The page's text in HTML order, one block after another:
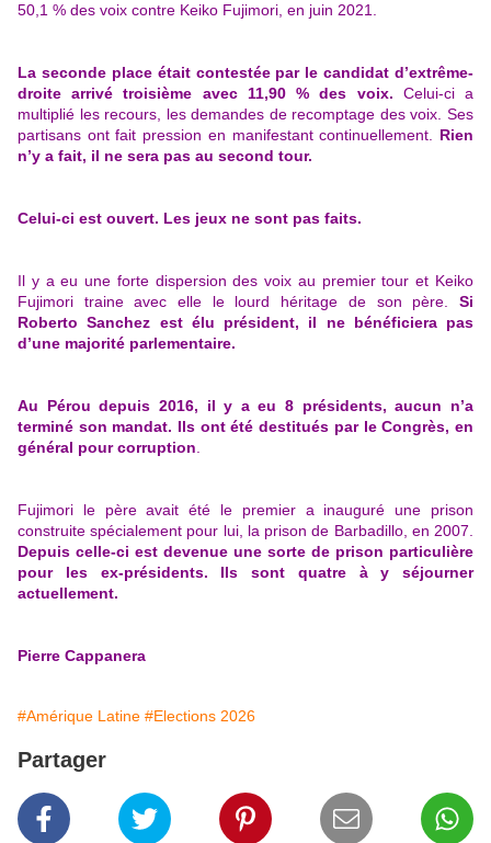
50,1 % des voix contre Keiko Fujimori, en juin 2021.
La seconde place était contestée par le candidat d’extrême-
droite arrivé troisième avec 11,90 % des voix. Celui-ci a
multiplié les recours, les demandes de recomptage des voix. Ses
partisans ont fait pression en manifestant continuellement. Rien
n’y a fait, il ne sera pas au second tour.
Celui-ci est ouvert. Les jeux ne sont pas faits.
Il y a eu une forte dispersion des voix au premier tour et Keiko
Fujimori traine avec elle le lourd héritage de son père.
Si
Roberto Sanchez est élu président, il ne bénéficiera pas
d’une majorité parlementaire.
Au Pérou depuis 2016, il y a eu 8 présidents, aucun n’a
terminé son mandat. Ils ont été destitués par le Congrès, en
général pour corruption
Fujimori le père avait été le premier a inauguré une prison
construite spécialement pour lui, la prison de Barbadillo, en 2007.
Depuis celle-ci est devenue une sorte de prison particulière
pour les ex-présidents. Ils sont quatre à y séjourner
actuellement.
Pierre Cappanera
#Amérique Latine #Elections 2026
Partager